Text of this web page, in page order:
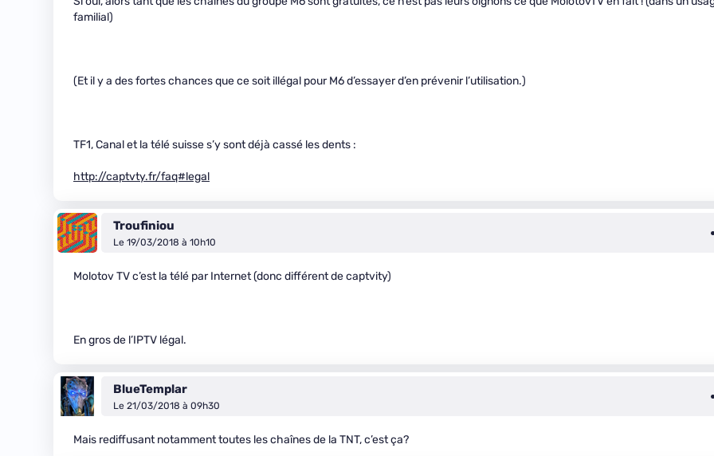
familial)
(Et il y a des fortes chances que ce soit illégal pour M6 d’essayer d’en prévenir l’utilisation.)
TF1, Canal et la télé suisse s’y sont déjà cassé les dents :
http://captvty.fr/faq#legal
Troufiniou
Le 19/03/2018 à 10h10
Molotov TV c’est la télé par Internet (donc différent de captvity)
En gros de l’IPTV légal.
BlueTemplar
Le 21/03/2018 à 09h30
Mais rediffusant notamment toutes les chaînes de la TNT, c’est ça?